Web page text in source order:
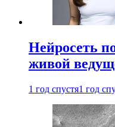
Нейросеть
живой
1 год спустя1 год